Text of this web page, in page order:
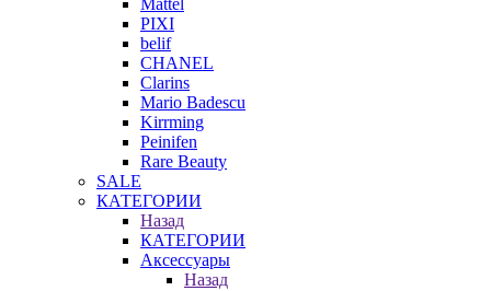
Mattel
PIXI
belif
CHANEL
Clarins
Mario Badescu
Kirrming
Peinifen
Rare Beauty
SALE
КАТЕГОРИИ
Назад
КАТЕГОРИИ
Аксессуары
Назад